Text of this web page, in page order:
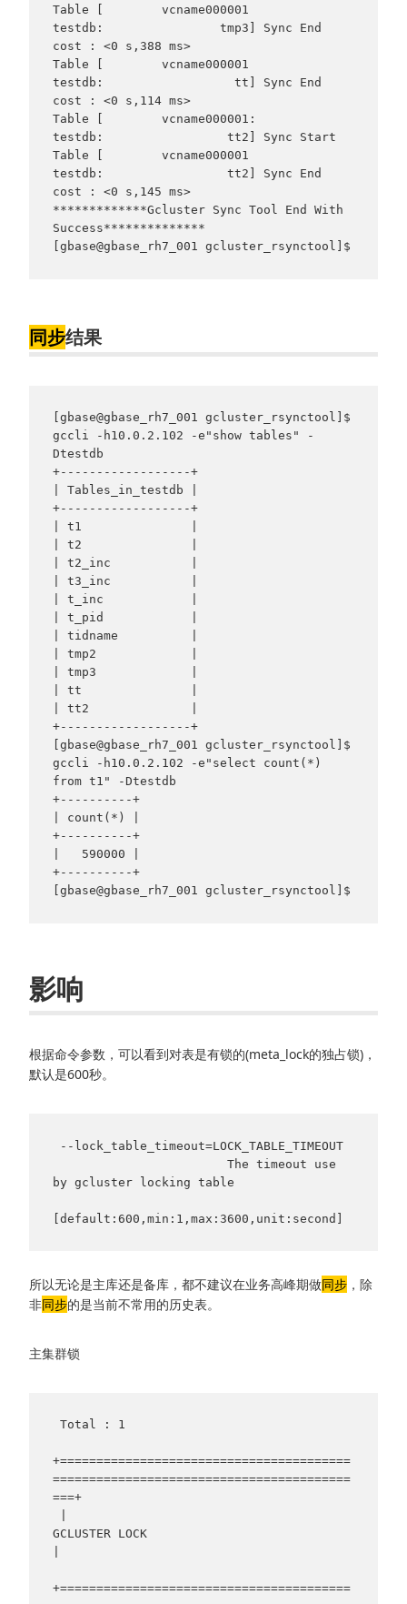
Table [        vcname000001
testdb:                tmp3] Sync End
cost : <0 s,388 ms>
Table [        vcname000001
testdb:                  tt] Sync End
cost : <0 s,114 ms>
Table [        vcname000001:
testdb:                 tt2] Sync Start
Table [        vcname000001
testdb:                 tt2] Sync End
cost : <0 s,145 ms>
*************Gcluster Sync Tool End With
Success**************
[gbase@gbase_rh7_001 gcluster_rsynctool]$
同步结果
[gbase@gbase_rh7_001 gcluster_rsynctool]$
gccli -h10.0.2.102 -e"show tables" -
Dtestdb
+------------------+
| Tables_in_testdb |
+------------------+
| t1               |
| t2               |
| t2_inc           |
| t3_inc           |
| t_inc            |
| t_pid            |
| tidname          |
| tmp2             |
| tmp3             |
| tt               |
| tt2              |
+------------------+
[gbase@gbase_rh7_001 gcluster_rsynctool]$
gccli -h10.0.2.102 -e"select count(*)
from t1" -Dtestdb
+----------+
| count(*) |
+----------+
|   590000 |
+----------+
影响
根据命令参数，可以看到对表是有锁的(meta_lock的独占锁)，
默认是600秒。
by gcluster locking table
[default:600,min:1,max:3600,unit:second]
所以无论是主库还是备库，都不建议在业务高峰期做同步 ，除
非同步的是当前不常用的历史表。
主集群锁
+========================================
=========================================
===+
GCLUSTER LOCK
+========================================